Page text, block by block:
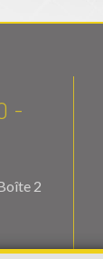
-
2